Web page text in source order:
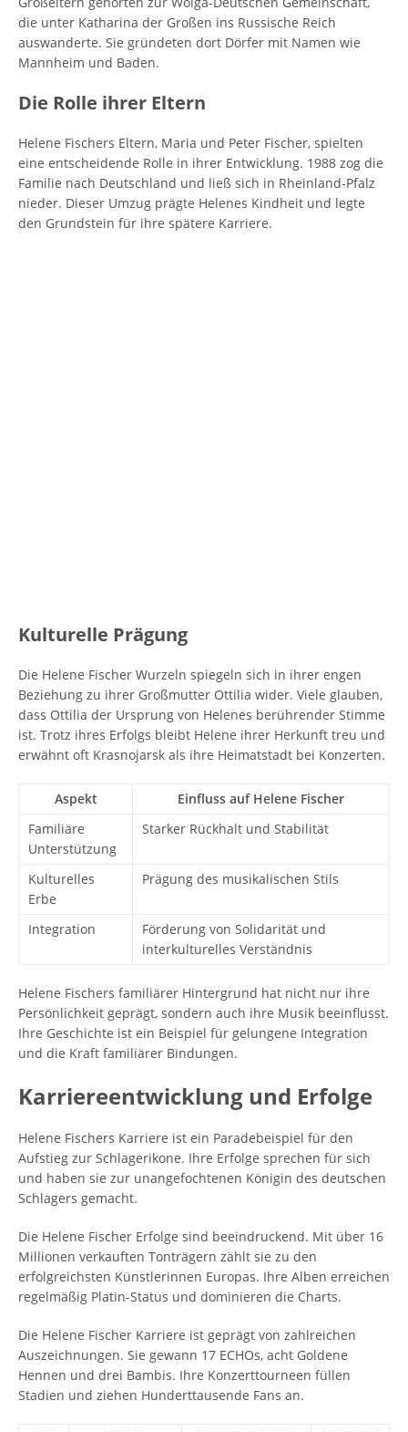
die unter Katharina der Großen ins Russische Reich
auswanderte. Sie gründeten dort Dörfer mit Namen wie
Mannheim und Baden.
Die Rolle ihrer Eltern
Helene Fischers Eltern, Maria und Peter Fischer, spielten
eine entscheidende Rolle in ihrer Entwicklung. 1988 zog die
Familie nach Deutschland und ließ sich in Rheinland-Pfalz
nieder. Dieser Umzug prägte Helenes Kindheit und legte
den Grundstein für ihre spätere Karriere.
Kulturelle Prägung
Die Helene Fischer Wurzeln spiegeln sich in ihrer engen
Beziehung zu ihrer Großmutter Ottilia wider. Viele glauben,
dass Ottilia der Ursprung von Helenes berührender Stimme
ist. Trotz ihres Erfolgs bleibt Helene ihrer Herkunft treu und
erwähnt oft Krasnojarsk als ihre Heimatstadt bei Konzerten.
Aspekt
Einfluss auf Helene Fischer
Familiäre
Unterstützung
Starker Rückhalt und Stabilität
Kulturelles
Erbe
Prägung des musikalischen Stils
Integration
Förderung von Solidarität und
interkulturelles Verständnis
Helene Fischers familiärer Hintergrund hat nicht nur ihre
Persönlichkeit geprägt, sondern auch ihre Musik beeinflusst.
Ihre Geschichte ist ein Beispiel für gelungene Integration
und die Kraft familiärer Bindungen.
Karriereentwicklung und Erfolge
Helene Fischers Karriere ist ein Paradebeispiel für den
Aufstieg zur Schlagerikone. Ihre Erfolge sprechen für sich
und haben sie zur unangefochtenen Königin des deutschen
Schlagers gemacht.
Die Helene Fischer Erfolge sind beeindruckend. Mit über 16
Millionen verkauften Tonträgern zählt sie zu den
erfolgreichsten Künstlerinnen Europas. Ihre Alben erreichen
regelmäßig Platin-Status und dominieren die Charts.
Die Helene Fischer Karriere ist geprägt von zahlreichen
Auszeichnungen. Sie gewann 17 ECHOs, acht Goldene
Hennen und drei Bambis. Ihre Konzerttourneen füllen
Stadien und ziehen Hunderttausende Fans an.